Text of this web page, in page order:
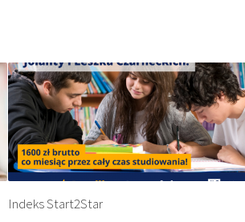
Indeks Start2Star